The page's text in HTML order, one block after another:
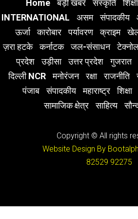
Home बड़ी खबर संस्कृति शिक्षा
INTERNATIONAL
असम संपादकीय
ऊर्जा
कारोबार पर्यावरण क्राइम
ज़रा हटके
कर्नाटक जल-संसाधन
प्रदेश
उड़ीसा उत्तर प्रदेश गुजरात
दिल्ली NCR
मनोरंजन रक्षा राजनीति
पंजाब
संपादकीय महाराष्ट्र शिक्षा
सामाजिक क्षेत्र
साहित्य
Copyright © All rights
Website Design By
82529 92275